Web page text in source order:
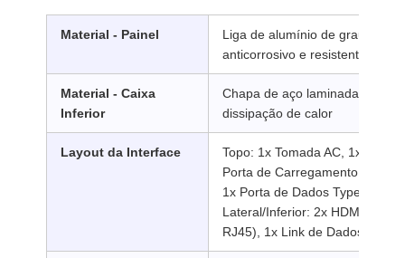
ilhó de energia de mesa
Conector de alimentação retrátil
Soquete elétrico de conferência
Caixa de tomada pop-up
Material - Painel
Liga de alumínio de grau
anticorrosivo e resistente a
Material - Caixa
Inferior
Chapa de aço laminada a frio
dissipação de calor
Layout da Interface
Topo: 1x Tomada AC, 1x Porta
Porta de Carregamento USB-
1x Porta de Dados Type-C
Lateral/Inferior: 2x HDMI
RJ45), 1x Link de Dados USB